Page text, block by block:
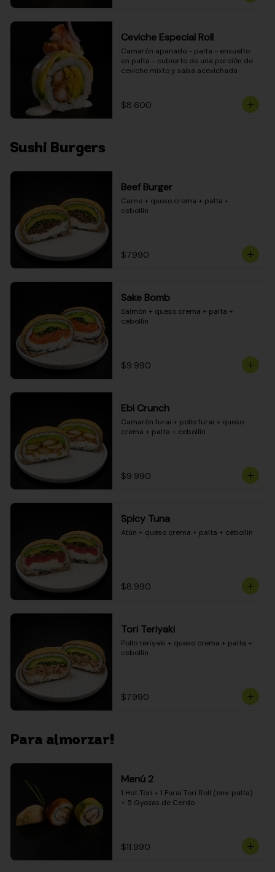
Ceviche Especial Roll
Camarón apanado - palta - envuelto
en palta - cubierto de una porción de
ceviche mixto y salsa acevichada
$8.600
Sushi Burgers
Beef Burger
Carne + queso crema + palta +
cebollín
$7.990
Sake Bomb
Salmón + queso crema + palta +
cebollín
$9.990
Ebi Crunch
Camarón furai + pollo furai + queso
crema + palta + cebollín
$9.990
Spicy Tuna
Atún + queso crema + palta + cebollín
$8.990
Tori Teriyaki
Pollo teriyaki + queso crema + palta +
cebollín
$7.990
Para almorzar!
Menú 2
1 Hot Tori + 1 Furai Tori Roll (env. palta)
+ 5 Gyozas de Cerdo
$11.990